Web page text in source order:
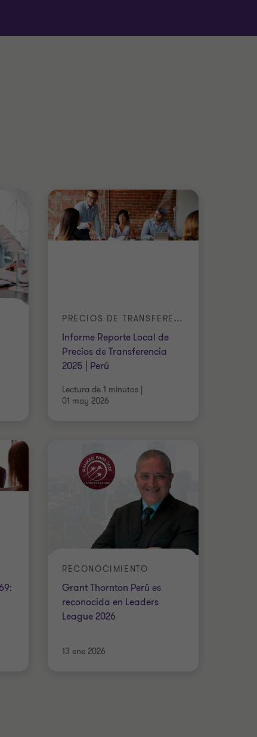
Informe Reporte Local de
Precios de Transferencia
2025 | Perú
PRECIOS DE TRANSFERENCIA
Lectura de 1 minutos |
01 may 2026
Grant Thornton Perú es
reconocida en Leaders
League 2026
RECONOCIMIENTO
13 ene 2026